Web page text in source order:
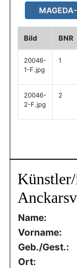
Bild BNR
20046-
1-F.jpg
1
20046-
2-F.jpg
2
Name:
Vorname:
Geb./Gest.:
Ort: